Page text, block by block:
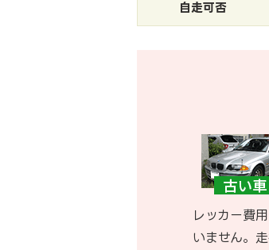
自走可否
レッカー費
いません。